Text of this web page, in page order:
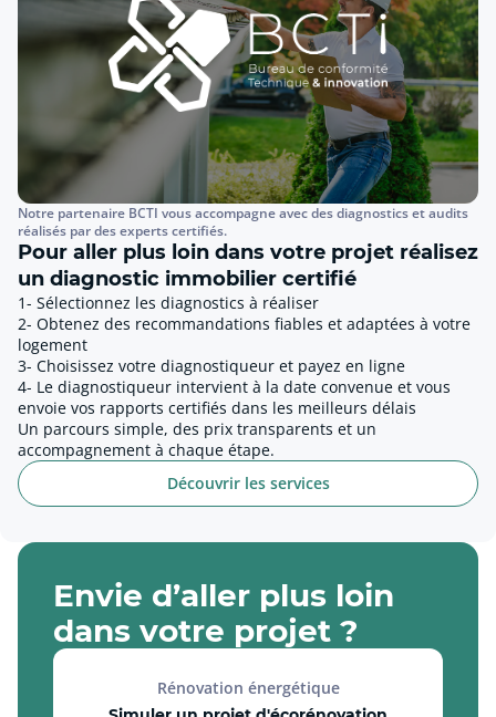
Pour aller plus loin dans votre projet réalisez
un diagnostic immobilier certifié
Notre partenaire BCTI vous accompagne avec des diagnostics et audits
réalisés par des experts certifiés.
1- Sélectionnez les diagnostics à réaliser
2- Obtenez des recommandations fiables et adaptées à votre
logement
3- Choisissez votre diagnostiqueur et payez en ligne
4- Le diagnostiqueur intervient à la date convenue et vous
envoie vos rapports certifiés dans les meilleurs délais
Un parcours simple, des prix transparents et un
accompagnement à chaque étape.
Découvrir les services
Envie d’aller plus loin
dans votre projet ?
Rénovation énergétique